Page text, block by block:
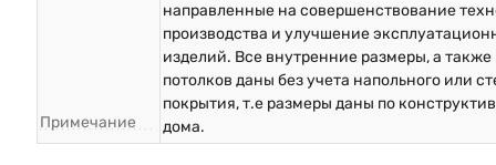
Примечание
направленные на совершенствование
производства и улучшение
изделий. Все внутренние размеры, а также
потолков даны без учета напольного или
покрытия, т.е размеры даны по
дома.